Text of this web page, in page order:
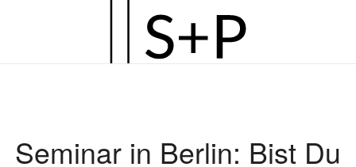
Seminar in Berlin: Bist Du